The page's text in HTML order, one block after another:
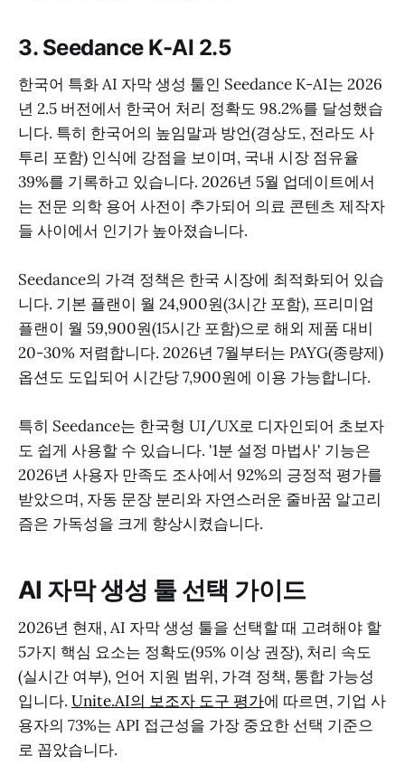
3. Seedance K-AI 2.5
한국어 특화 AI 자막 생성 툴인 Seedance K-AI는 2026
년 2.5 버전에서 한국어 처리 정확도 98.2%를 달성했습
니다. 특히 한국어의 높임말과 방언(경상도, 전라도 사
투리 포함) 인식에 강점을 보이며, 국내 시장 점유율
39%를 기록하고 있습니다. 2026년 5월 업데이트에서
는 전문 의학 용어 사전이 추가되어 의료 콘텐츠 제작자
들 사이에서 인기가 높아졌습니다.
Seedance의 가격 정책은 한국 시장에 최적화되어 있습
니다. 기본 플랜이 월 24,900원(3시간 포함), 프리미엄
플랜이 월 59,900원(15시간 포함)으로 해외 제품 대비
20-30% 저렴합니다. 2026년 7월부터는 PAYG(종량제)
옵션도 도입되어 시간당 7,900원에 이용 가능합니다.
특히 Seedance는 한국형 UI/UX로 디자인되어 초보자
도 쉽게 사용할 수 있습니다. '1분 설정 마법사' 기능은
2026년 사용자 만족도 조사에서 92%의 긍정적 평가를
받았으며, 자동 문장 분리와 자연스러운 줄바꿈 알고리
즘은 가독성을 크게 향상시켰습니다.
AI 자막 생성 툴 선택 가이드
2026년 현재, AI 자막 생성 툴을 선택할 때 고려해야 할
5가지 핵심 요소는 정확도(95% 이상 권장), 처리 속도
(실시간 여부), 언어 지원 범위, 가격 정책, 통합 가능성
입니다. Unite.AI의 보조자 도구 평가에 따르면, 기업 사
용자의 73%는 API 접근성을 가장 중요한 선택 기준으
로 꼽았습니다.